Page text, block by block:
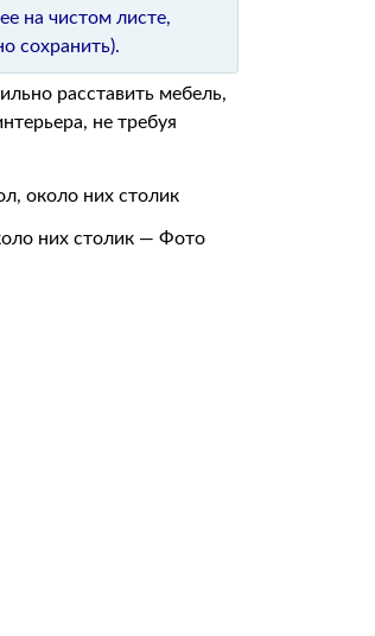
на чистом листе,
сохранить).
расставить мебель,
не требуя
них столик — Фото